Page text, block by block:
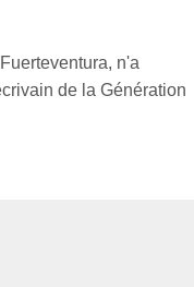
n'a
de la Génération